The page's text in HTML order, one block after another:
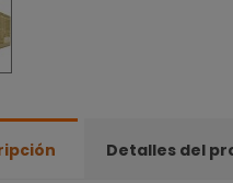
Detalles del